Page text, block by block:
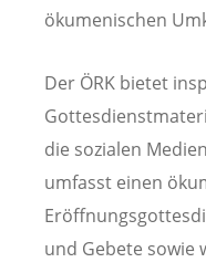
ökumenischen
Der ÖRK bietet
die sozialen
umfasst einen
und Gebete sowie